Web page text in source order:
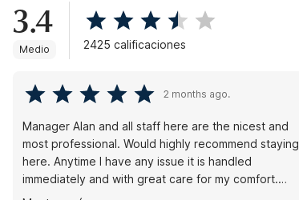
3.4
Medio 2425 calificaciones
2 months ago.
Manager Alan and all staff here are the nicest and
most professional. Would highly recommend staying
here. Anytime I have any issue it is handled
immediately and with great care for my comfort.
Front desk, housekeeping and maintenance are all